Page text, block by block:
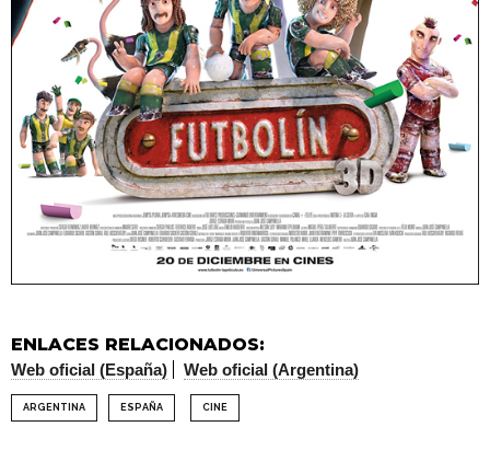
ENLACES RELACIONADOS:
Web oficial (España) Web oficial (Argentina)
ARGENTINA ESPAÑA CINE